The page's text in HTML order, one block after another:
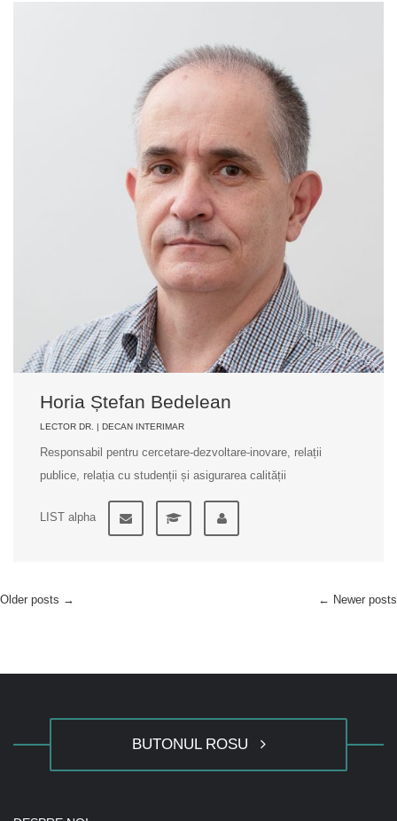
Horia Ștefan Bedelean
LECTOR DR. | DECAN INTERIMAR
Responsabil pentru cercetare-dezvoltare-inovare, relații
publice, relația cu studenții și asigurarea calității
LIST alpha
Older posts → ← Newer posts
BUTONUL ROSU